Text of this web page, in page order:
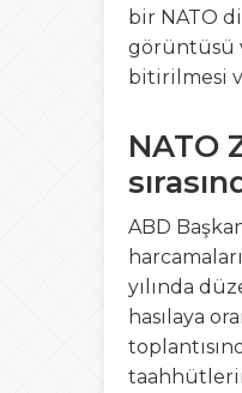
bir NATO
görüntüsü
bitirilmesi
NATO
ABD
yılında
hasılaya